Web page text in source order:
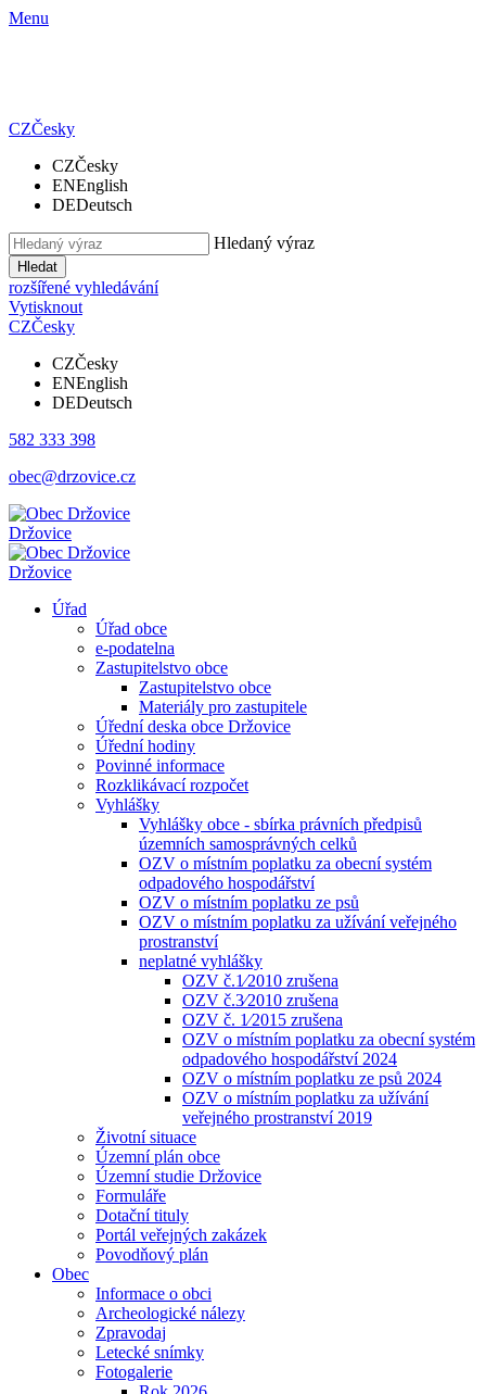
Menu
CZČesky
CZČesky
ENEnglish
DEDeutsch
Hledaný výraz
Hledat
rozšířené vyhledávání
Vytisknout
CZČesky
CZČesky
ENEnglish
DEDeutsch
582 333 398
obec@drzovice.cz
Držovice
Držovice
Úřad
Úřad obce
e-podatelna
Zastupitelstvo obce
Zastupitelstvo obce
Materiály pro zastupitele
Úřední deska obce Držovice
Úřední hodiny
Povinné informace
Rozklikávací rozpočet
Vyhlášky
Vyhlášky obce - sbírka právních předpisů
územních samosprávných celků
OZV o místním poplatku za obecní systém
odpadového hospodářství
OZV o místním poplatku ze psů
OZV o místním poplatku za užívání veřejného
prostranství
neplatné vyhlášky
OZV č.1⁄2010 zrušena
OZV č.3⁄2010 zrušena
OZV č. 1⁄2015 zrušena
OZV o místním poplatku za obecní systém
odpadového hospodářství 2024
OZV o místním poplatku ze psů 2024
OZV o místním poplatku za užívání
veřejného prostranství 2019
Životní situace
Územní plán obce
Územní studie Držovice
Formuláře
Dotační tituly
Portál veřejných zakázek
Povodňový plán
Obec
Informace o obci
Archeologické nálezy
Zpravodaj
Letecké snímky
Fotogalerie